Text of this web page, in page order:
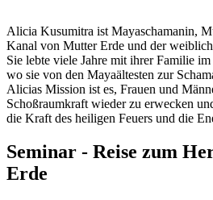
Alicia Kusumitra ist Mayaschamanin,
Kanal von Mutter Erde und der
Sie lebte viele Jahre mit ihrer Familie
wo sie von den Mayaältesten zur
Alicias Mission ist es, Frauen und
Schoßraumkraft wieder zu erwecken
die Kraft des heiligen Feuers und die
Seminar - Reise zum
Erde